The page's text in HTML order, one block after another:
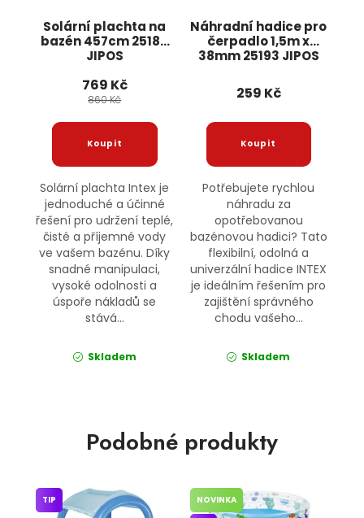
Solární plachta na
bazén 457cm 25189
JIPOS
769 Kč
860 Kč
Solární plachta Intex je
jednoduché a účinné
řešení pro udržení teplé,
čisté a příjemné vody
ve vašem bazénu. Díky
snadné manipulaci,
vysoké odolnosti a
úspoře nákladů se
stává...
Skladem
Náhradní hadice pro
čerpadlo 1,5m x
38mm 25193 JIPOS
259 Kč
Potřebujete rychlou
náhradu za
opotřebovanou
bazénovou hadici? Tato
flexibilní, odolná a
univerzální hadice INTEX
je ideálním řešením pro
zajištění správného
chodu vašeho...
Skladem
Podobné produkty
TIP NOVINKA